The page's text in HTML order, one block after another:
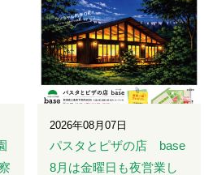
2026年08月07日
パスタとピザの店 base
8月は金曜日も夜営業し